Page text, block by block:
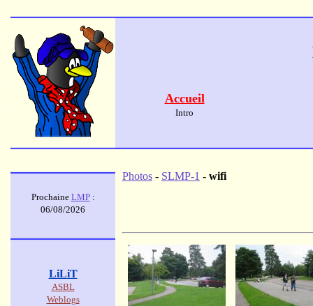
Accueil
Intro
Photos - SLMP-1 - wifi
Prochaine LMP:
06/08/2026
LiLiT
ASBL
Weblogs